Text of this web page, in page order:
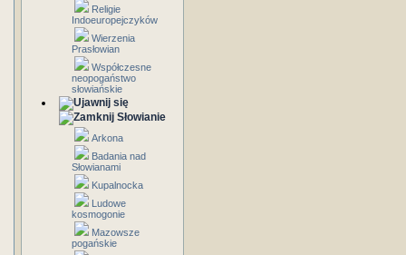
Religie
Indoeuropejczyków
Wierzenia
Prasłowian
Współczesne
neopogaństwo
słowiańskie
Słowianie
Arkona
Badania nad
Słowianami
Kupalnocka
Ludowe
kosmogonie
Mazowsze
pogańskie